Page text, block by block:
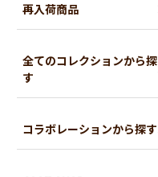
再入荷商品
全てのコレクションから探
す
コラボレーションから探す